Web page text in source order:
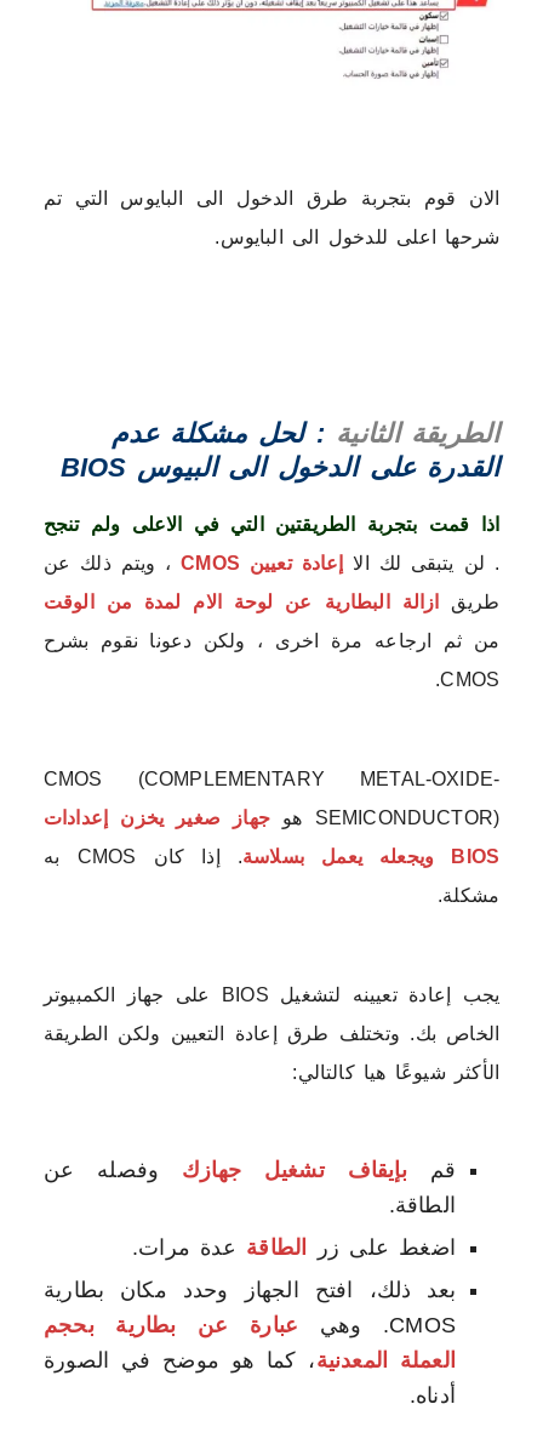
الان قوم بتجربة طرق الدخول الى البايوس التي تم
شرحها اعلى للدخول الى البايوس.
الطريقة الثانية : لحل مشكلة عدم
القدرة على الدخول الى البيوس BIOS
اذا قمت بتجربة الطريقتين التي في الاعلى ولم تنجح
. لن يتبقى لك الاإعادة تعيين CMOS
، ويتم ذلك عن
طريق ازالة البطارية عن لوحة الام لمدة من الوقت
من ثم ارجاعه مرة اخرى ، ولكن دعونا نقوم بشرح
CMOS.
CMOS (COMPLEMENTARY METAL-OXIDE-
SEMICONDUCTOR) هو
جهاز صغير يخزن إعدادات
BIOS ويجعله يعمل بسلاسة
. إذا كان CMOS به
مشكلة.
يجب إعادة تعيينه لتشغيل BIOS على جهاز الكمبيوتر
الخاص بك. وتختلف طرق إعادة التعيين ولكن الطريقة
الأكثر شيوعًا هيا كالتالي:
قمبإيقاف تشغيل جهازك وفصله عن
الطاقة.
اضغط على زر
الطاقة عدة مرات.
بعد ذلك، افتح الجهاز وحدد مكان بطارية
CMOS. وهي
عبارة عن بطارية بحجم
العملة المعدنية، كما هو موضح في الصورة
أدناه.